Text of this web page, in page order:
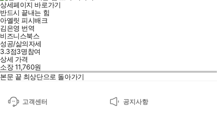
상세페이지 바로가기
반드시 끝내는 힘
아옐릿 피시배크
김은영 번역
비즈니스북스
성공/삶의자세
3.3점3명참여
상세 가격
소장11,760원
본문 끝 최상단으로 돌아가기
고객센터 공지사항